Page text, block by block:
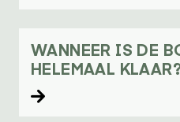
WANNEER IS DE
HELEMAAL KLAAR?
Lees verder